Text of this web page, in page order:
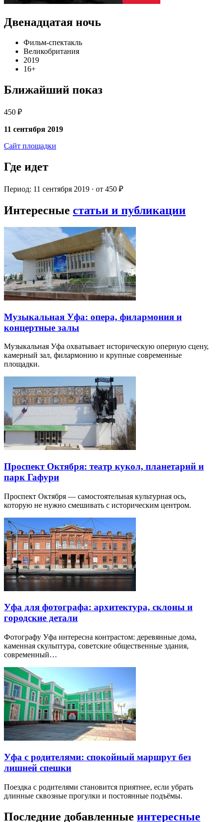
Двенадцатая ночь
Фильм-спектакль
Великобритания
2019
16+
Ближайший показ
450 ₽
11 сентября 2019
Сайт площадки
Где идет
Период: 11 сентября 2019 · от 450 ₽
Интересные статьи и публикации
Музыкальная Уфа: опера, филармония и
концертные залы
Музыкальная Уфа охватывает историческую оперную сцену,
камерный зал, филармонию и крупные современные
площадки.
Проспект Октября: театр кукол, планетарий и
парк Гафури
Проспект Октября — самостоятельная культурная ось,
которую не нужно смешивать с историческим центром.
Уфа для фотографа: архитектура, склоны и
городские детали
Фотографу Уфа интересна контрастом: деревянные дома,
каменная скульптура, советские общественные здания,
современный…
Уфа с родителями: спокойный маршрут без
лишней спешки
Поездка с родителями становится приятнее, если убрать
длинные сквозные прогулки и постоянные подъёмы.
Последние добавленные интересные